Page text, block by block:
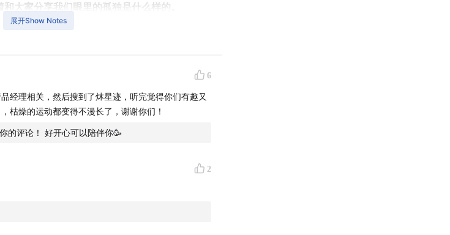
大家分享我们眼里的孤独是什么样的。
展开Show Notes
6
经理相关，然后搜到了炑星迹，听完觉得你们有趣又
枯燥的运动都变得不漫长了，谢谢你们！
的评论！ 好开心可以陪伴你🥳
2